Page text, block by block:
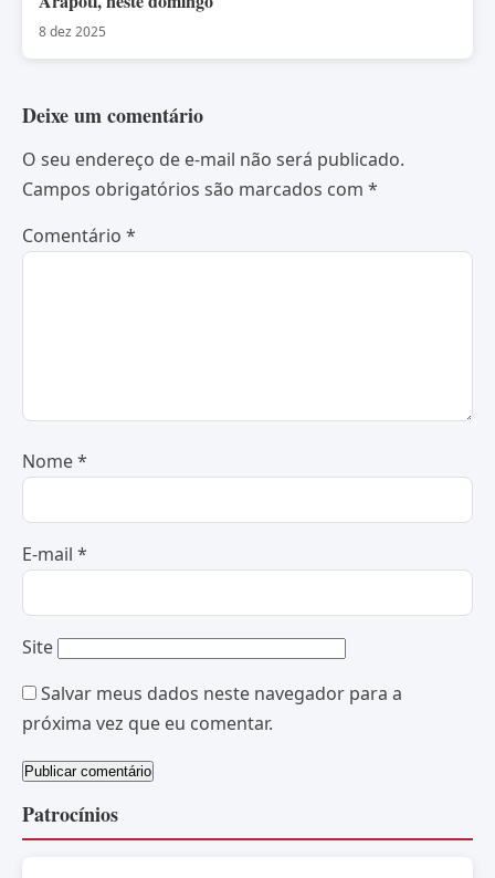
8 dez 2025
Deixe um comentário
O seu endereço de e-mail não será publicado.
Campos obrigatórios são marcados com *
Comentário *
Nome*
E-mail *
Site
Salvar meus dados neste navegador para a
próxima vez que eu comentar.
Patrocínios